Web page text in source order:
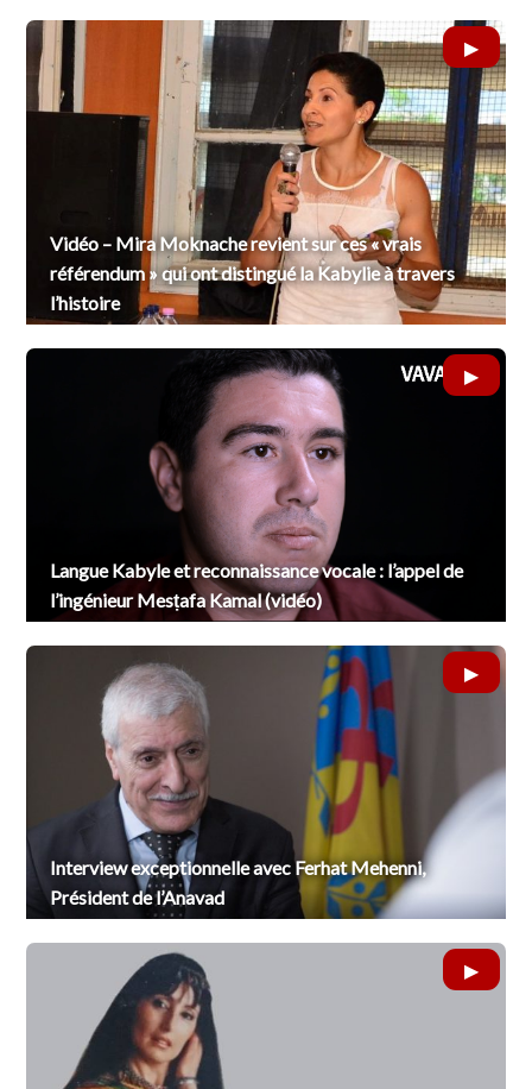
Vidéo – Mira Moknache revient sur ces « vrais
référendum » qui ont distingué la Kabylie à travers
l’histoire
Langue Kabyle et reconnaissance vocale : l’appel de
l’ingénieur Mesṭafa Kamal (vidéo)
Interview exceptionnelle avec Ferhat Mehenni,
Président de l’Anavad